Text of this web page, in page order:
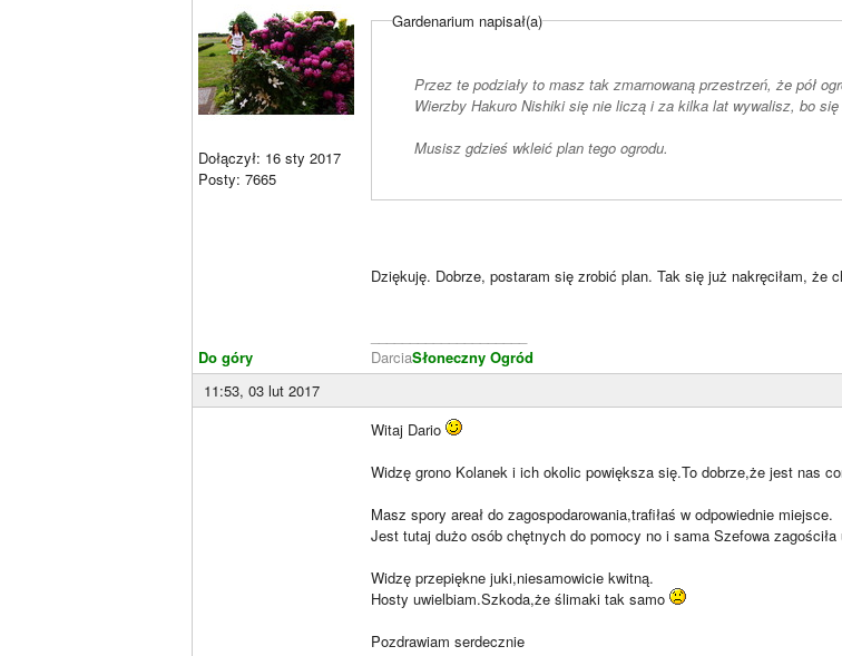
Dołączył: 16 sty 2017
Posty: 7665
Do góry
Gardenarium napisał(a)
Przez te podziały to masz tak zmarnowaną przestrzeń, że pół
Wierzby Hakuro Nishiki się nie liczą i za kilka lat wywalisz, bo
Musisz gdzieś wkleić plan tego ogrodu.
Dziękuję. Dobrze, postaram się zrobić plan. Tak się już nakręciłam, że
DarciaSłoneczny Ogród
11:53, 03 lut 2017
Witaj Dario
Widzę grono Kolanek i ich okolic powiększa się.To dobrze,że jest nas
Masz spory areał do zagospodarowania,trafiłaś w odpowiednie miejsce.
Jest tutaj dużo osób chętnych do pomocy no i sama Szefowa zagościła
Widzę przepiękne juki,niesamowicie kwitną.
Hosty uwielbiam.Szkoda,że ślimaki tak samo
Pozdrawiam serdecznie